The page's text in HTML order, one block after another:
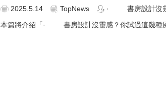
2025.5.14 TopNews
· 書房設計沒靈
本篇將介紹「· 書房設計沒靈感？你試過這幾種風